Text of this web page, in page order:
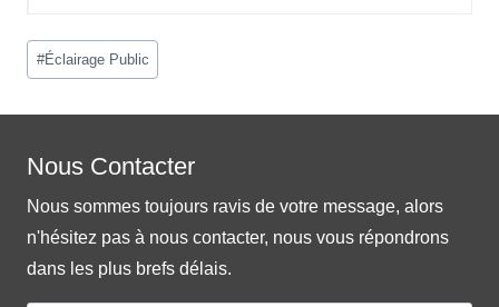
Post
Tags:
#Éclairage Public
Nous Contacter
Nous sommes toujours ravis de votre message, alors
n'hésitez pas à nous contacter, nous vous répondrons
dans les plus brefs délais.